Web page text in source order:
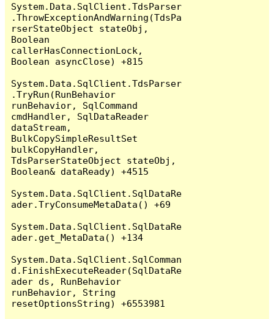
System.Data.SqlClient.TdsParser
.ThrowExceptionAndWarning(TdsPa
rserStateObject stateObj,
Boolean
callerHasConnectionLock,
Boolean asyncClose) +815
System.Data.SqlClient.TdsParser
.TryRun(RunBehavior
runBehavior, SqlCommand
cmdHandler, SqlDataReader
dataStream,
BulkCopySimpleResultSet
bulkCopyHandler,
TdsParserStateObject stateObj,
Boolean& dataReady) +4515
System.Data.SqlClient.SqlDataRe
ader.TryConsumeMetaData() +69
System.Data.SqlClient.SqlDataRe
ader.get_MetaData() +134
System.Data.SqlClient.SqlComman
d.FinishExecuteReader(SqlDataRe
ader ds, RunBehavior
runBehavior, String
resetOptionsString) +6553981